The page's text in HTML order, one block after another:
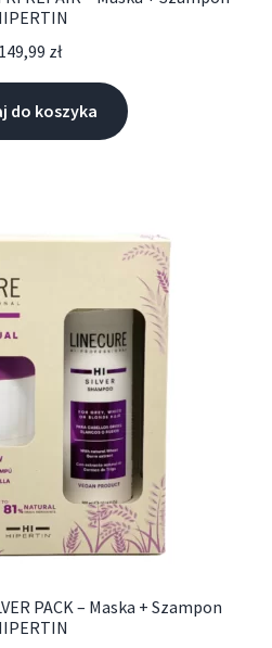
149,99 zł
do koszyka
PACK – Maska + Szampon